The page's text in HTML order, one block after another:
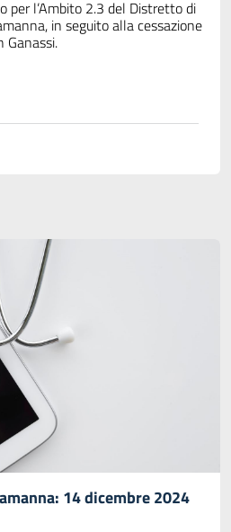
per l’Ambito 2.3 del Distretto di
in seguito alla cessazione
14 dicembre 2024